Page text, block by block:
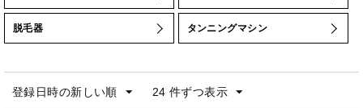
脱毛器 タンニングマシン
登録日時の新しい順 24 件ずつ表示